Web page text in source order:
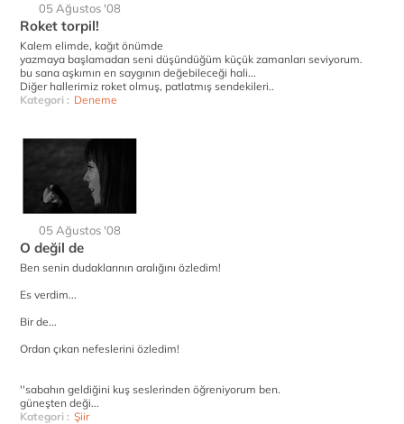
05 Ağustos '08
Roket torpil!
Kalem elimde, kağıt önümde
yazmaya başlamadan seni düşündüğüm küçük zamanları seviyorum.
bu sana aşkımın en saygının değebileceği hali...
Diğer hallerimiz roket olmuş, patlatmış sendekileri..
Kategori : Deneme
05 Ağustos '08
O değil de
Ben senin dudaklarının aralığını özledim!
Es verdim...
Bir de...
Ordan çıkan nefeslerini özledim!
''sabahın geldiğini kuş seslerinden öğreniyorum ben.
güneşten deği...
Kategori : Şiir